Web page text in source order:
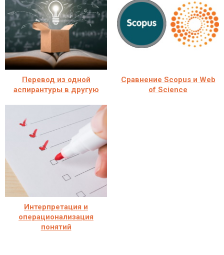
Перевод из одной
аспирантуры в другую
Сравнение Scopus и Web
of Science
Интерпретация и
операционализация
понятий